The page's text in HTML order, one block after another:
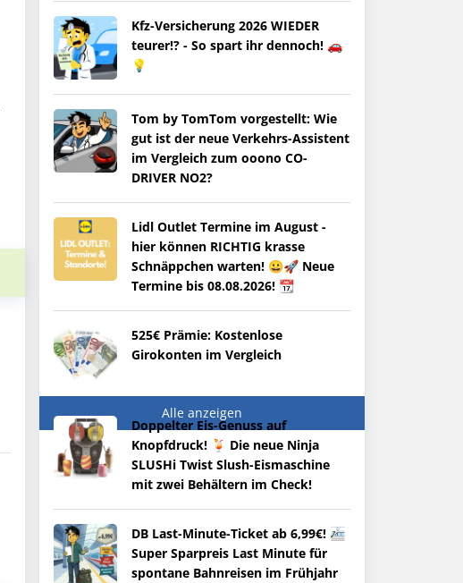
Kfz-Versicherung 2026 WIEDER
teurer!? - So spart ihr dennoch! 🚗
💡
Tom by TomTom vorgestellt: Wie
gut ist der neue Verkehrs-Assistent
im Vergleich zum ooono CO-
DRIVER NO2?
Lidl Outlet Termine im August -
hier können RICHTIG krasse
Schnäppchen warten! 😀🚀 Neue
Termine bis 08.08.2026! 📆
525€ Prämie: Kostenlose
Girokonten im Vergleich
Alle anzeigen
Doppelter Eis-Genuss auf
Knopfdruck! 🍹 Die neue Ninja
SLUSHi Twist Slush-Eismaschine
mit zwei Behältern im Check!
DB Last-Minute-Ticket ab 6,99€! 🚈
Super Sparpreis Last Minute für
spontane Bahnreisen im Frühjahr